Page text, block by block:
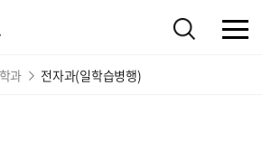
과 전자과(일학습병행)